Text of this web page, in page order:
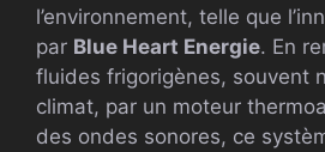
l’environnement, telle que
par Blue Heart Energie. En
fluides frigorigènes, souvent
climat, par un moteur
des ondes sonores, ce